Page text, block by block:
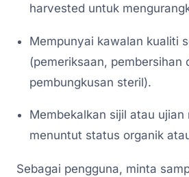
harvested untuk
Mempunyai kawalan kualiti
(pemeriksaan, pembersihan
pembungkusan steril).
Membekalkan sijil atau ujian
menuntut status organik
Sebagai pengguna, minta